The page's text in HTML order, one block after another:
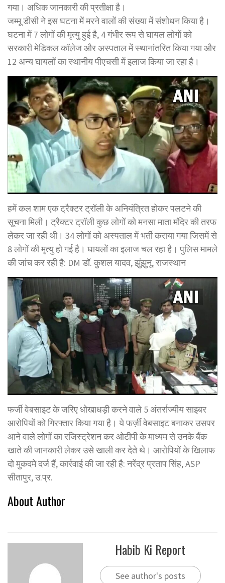
गया। अधिक जानकारी की प्रतीक्षा है।
जम्मू डीसी ने इस घटना में मरने वालों की संख्या में संशोधन किया है।
घटना में 7 लोगों की मृत्यु हुई है, 4 गंभीर रूप से घायल लोगों को
सरकारी मेडिकल कॉलेज और अस्पताल में स्थानांतरित किया गया और
12 अन्य घायलों का स्थानीय पीएचसी में इलाज किया जा रहा है।
हमें कल शाम एक ट्रैक्टर ट्रॉली के अनियंत्रित होकर पलटने की
सूचना मिली। ट्रैक्टर ट्रॉली कुछ लोगों को मनसा माता मंदिर की तरफ
लेकर जा रही थी। 34 लोगों को अस्पताल में भर्ती कराया गया जिसमें से
8 लोगों की मृत्यु हो गई है। घायलों का इलाज चल रहा है। पुलिस मामले
की जांच कर रही है: DM डॉ. कुशल यादव, झुंझुनू, राजस्थान
फर्जी वेबसाइट के जरिए धोखाधड़ी करने वाले 5 अंतर्राज्यीय साइबर
आरोपियों को गिरफ्तार किया गया है। ये फर्ज़ी वेबसाइट बनाकर उसपर
आने वाले लोगों का रजिस्ट्रेशन कर ओटीपी के माध्यम से उनके बैंक
खाते की जानकारी लेकर उसे खाली कर देते थे। आरोपियों के खिलाफ
दो मुकदमे दर्ज हैं, कार्रवाई की जा रही है: नरेंद्र प्रताप सिंह, ASP
सीतापुर, उ.प्र.
About Author
Habib Ki Report
See author's posts